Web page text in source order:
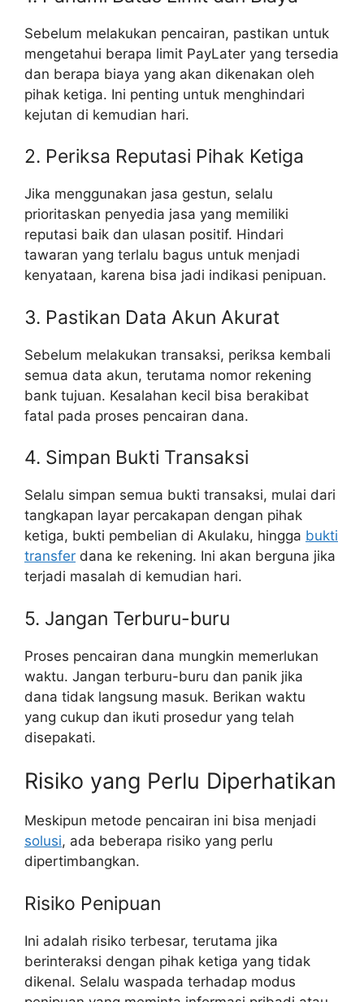
Sebelum melakukan pencairan, pastikan untuk
mengetahui berapa limit PayLater yang tersedia
dan berapa biaya yang akan dikenakan oleh
pihak ketiga. Ini penting untuk menghindari
kejutan di kemudian hari.
2. Periksa Reputasi Pihak Ketiga
Jika menggunakan jasa gestun, selalu
prioritaskan penyedia jasa yang memiliki
reputasi baik dan ulasan positif. Hindari
tawaran yang terlalu bagus untuk menjadi
kenyataan, karena bisa jadi indikasi penipuan.
3. Pastikan Data Akun Akurat
Sebelum melakukan transaksi, periksa kembali
semua data akun, terutama nomor rekening
bank tujuan. Kesalahan kecil bisa berakibat
fatal pada proses pencairan dana.
4. Simpan Bukti Transaksi
Selalu simpan semua bukti transaksi, mulai dari
tangkapan layar percakapan dengan pihak
ketiga, bukti pembelian di Akulaku, hingga bukti
transfer dana ke rekening. Ini akan berguna jika
terjadi masalah di kemudian hari.
5. Jangan Terburu-buru
Proses pencairan dana mungkin memerlukan
waktu. Jangan terburu-buru dan panik jika
dana tidak langsung masuk. Berikan waktu
yang cukup dan ikuti prosedur yang telah
disepakati.
Risiko yang Perlu Diperhatikan
Meskipun metode pencairan ini bisa menjadi
solusi, ada beberapa risiko yang perlu
dipertimbangkan.
Risiko Penipuan
Ini adalah risiko terbesar, terutama jika
berinteraksi dengan pihak ketiga yang tidak
dikenal. Selalu waspada terhadap modus